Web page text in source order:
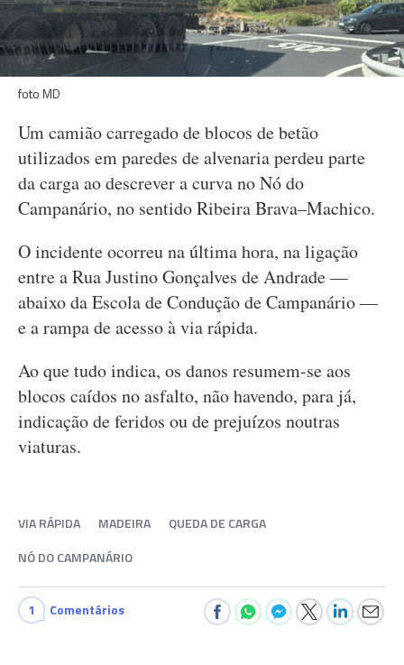
foto MD
Um camião carregado de blocos de betão
utilizados em paredes de alvenaria perdeu parte
da carga ao descrever a curva no Nó do
Campanário, no sentido Ribeira Brava–Machico.
O incidente ocorreu na última hora, na ligação
entre a Rua Justino Gonçalves de Andrade —
abaixo da Escola de Condução de Campanário —
e a rampa de acesso à via rápida.
Ao que tudo indica, os danos resumem-se aos
blocos caídos no asfalto, não havendo, para já,
indicação de feridos ou de prejuízos noutras
viaturas.
VIA RÁPIDA MADEIRA
QUEDA DE CARGA
NÓ DO CAMPANÁRIO
1 Comentários